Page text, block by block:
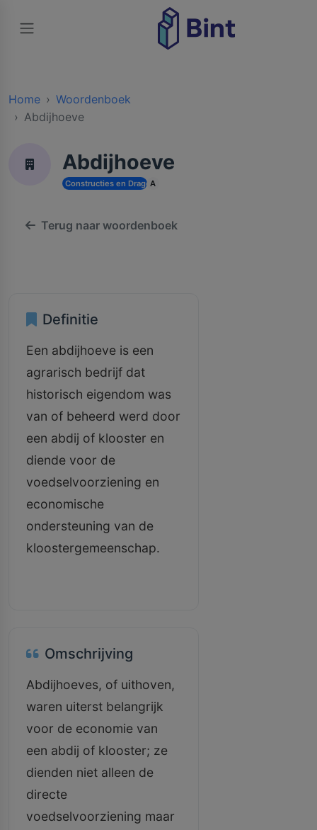
Home
Woordenboek
Abdijhoeve
Abdijhoeve
Constructies en Dragende Structuren
A
Terug naar woordenboek
Definitie
Een abdijhoeve is een
agrarisch bedrijf dat
historisch eigendom was
van of beheerd werd door
een abdij of klooster en
diende voor de
voedselvoorziening en
economische
ondersteuning van de
kloostergemeenschap.
Omschrijving
Abdijhoeves, of uithoven,
waren uiterst belangrijk
voor de economie van
een abdij of klooster; ze
dienden niet alleen de
directe
voedselvoorziening maar